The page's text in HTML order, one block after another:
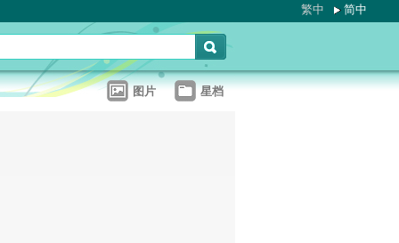
繁中 简中
图片 星档